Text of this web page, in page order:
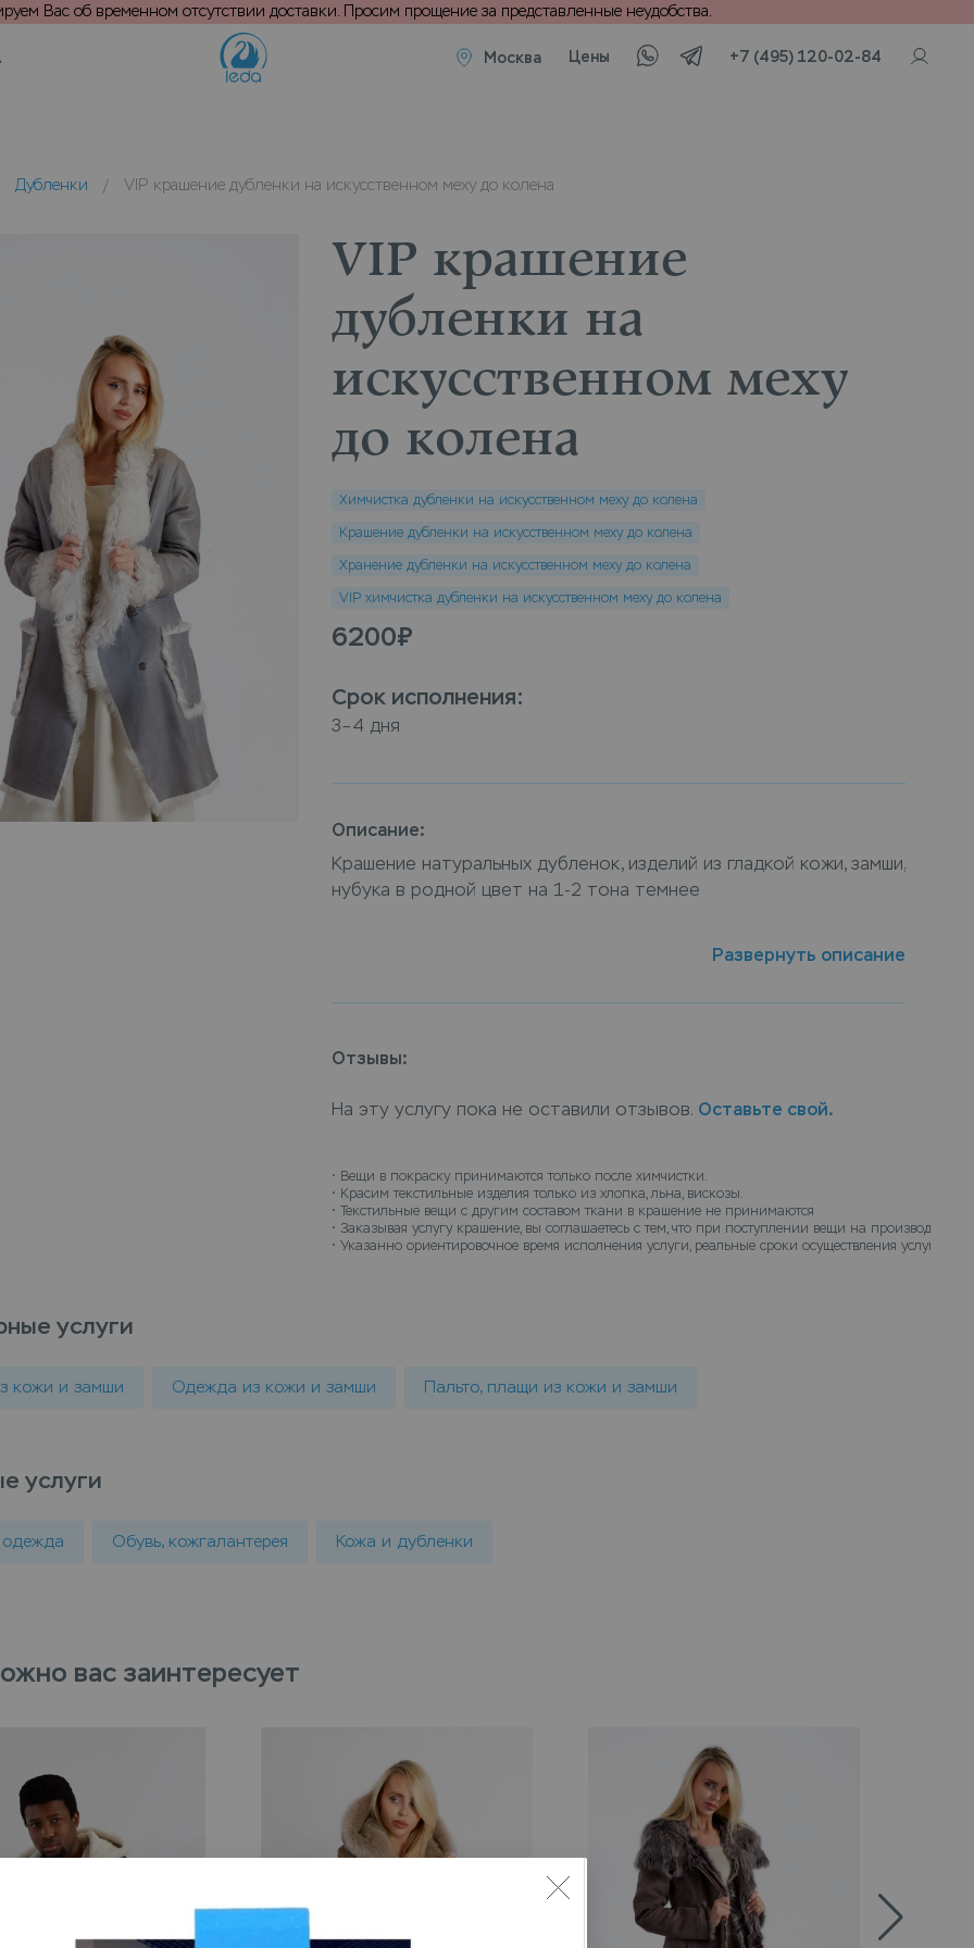
Вас об временном отсутствии доставки. Просим прощение за представленные неудобства.
Москва Цены +7 (495) 120-02-84
Дубленки / VIP крашение дубленки на искусственном меху до колена
VIP крашение
дубленки на
искусственном меху
до колена
Химчистка дубленки на искусственном меху до колена
Крашение дубленки на искусственном меху до колена
Хранение дубленки на искусственном меху до колена
VIP химчистка дубленки на искусственном меху до колена
6200₽
Срок исполнения:
3–4 дня
Описание:
Крашение натуральных дубленок, изделий из гладкой кожи, замши,
нубука в родной цвет на 1-2 тона темнее
изделие из кожи и замши со временм имеет свойство выцветать,
специалисты компании подберут оптимальную технологию
Сдать дубленка на искусственном меху до колена в химчистку
для окрашивания можно в пунктах приема Leda, или закажите
доставкой на дом, курьер заберет вещи и доставит их на дом
когда все будет готов.
Развернуть описание
Отзывы:
На эту услугу пока не оставили отзывов. Оставьте свой.
• Вещи в покраску принимаются только после химчистки.
• Красим текстильные изделия только из хлопка, льна, вискозы.
• Текстильные вещи с другим составом ткани в крашение не принимаются
• Заказывая услугу крашение, вы соглашаетесь с тем, что при поступлении вещи на
• Указанно ориентировочное время исполнения услуги, реальные сроки осуществления услуги
услуги
кожи и замши Одежда из кожи и замши Пальто, плащи из кожи и замши
услуги
одежда Обувь, кожгалантерея Кожа и дубленки
вас заинтересует